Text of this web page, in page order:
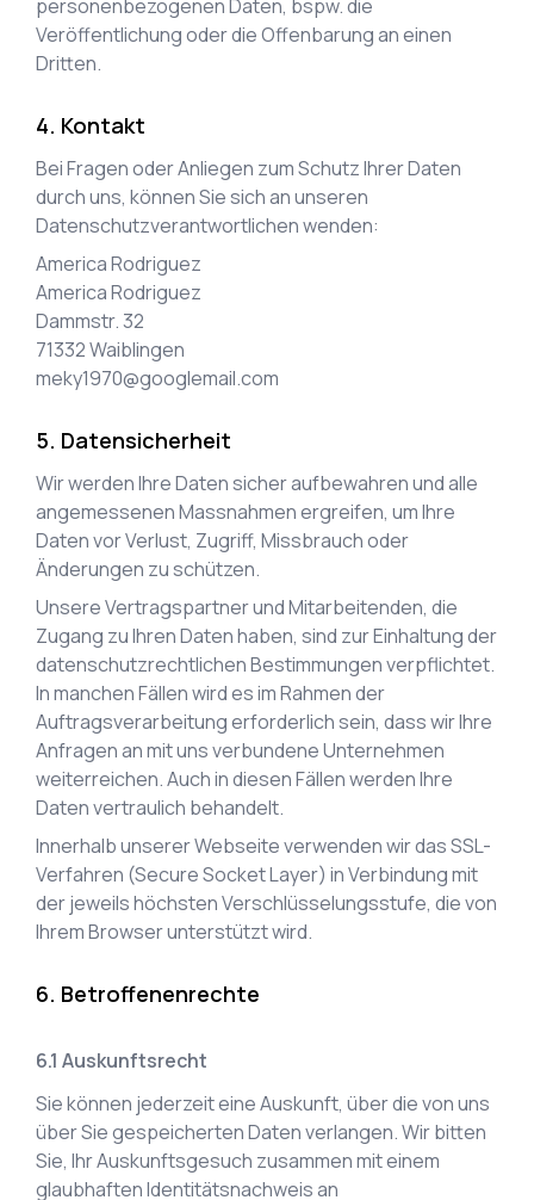
personenbezogenen Daten, bspw. die
Veröffentlichung oder die Offenbarung an einen
Dritten.
Kontakt
Bei Fragen oder Anliegen zum Schutz Ihrer Daten
durch uns, können Sie sich an unseren
Datenschutzverantwortlichen wenden:
America Rodriguez
America Rodriguez
Dammstr. 32
71332Waiblingen
meky1970@googlemail.com
Datensicherheit
Wir werden Ihre Daten sicher aufbewahren und alle
angemessenen Massnahmen ergreifen, um Ihre
Daten vor Verlust, Zugriff, Missbrauch oder
Änderungen zu schützen.
Unsere Vertragspartner und Mitarbeitenden, die
Zugang zu Ihren Daten haben, sind zur Einhaltung der
datenschutzrechtlichen Bestimmungen verpflichtet.
In manchen Fällen wird es im Rahmen der
Auftragsverarbeitung erforderlich sein, dass wir Ihre
Anfragen an mit uns verbundene Unternehmen
weiterreichen. Auch in diesen Fällen werden Ihre
Daten vertraulich behandelt.
Innerhalb unserer Webseite verwenden wir das SSL-
Verfahren (Secure Socket Layer) in Verbindung mit
der jeweils höchsten Verschlüsselungsstufe, die von
Ihrem Browser unterstützt wird.
Betroffenenrechte
Auskunftsrecht
Sie können jederzeit eine Auskunft, über die von uns
über Sie gespeicherten Daten verlangen. Wir bitten
Sie, Ihr Auskunftsgesuch zusammen mit einem
glaubhaften Identitätsnachweis an